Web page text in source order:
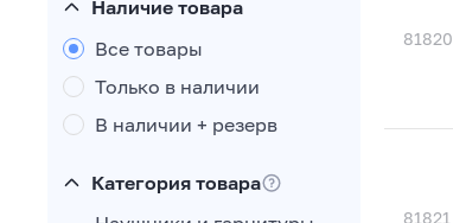
Наличие товара
Все товары
Только в наличии
В наличии + резерв
Категория товара
81820
81821